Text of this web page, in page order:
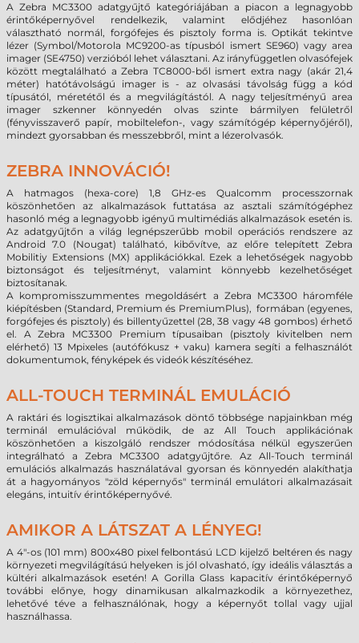
A Zebra MC3300 adatgyűjtő kategóriájában a piacon a legnagyobb
érintőképernyővel rendelkezik, valamint elődjéhez hasonlóan
választható normál, forgófejes és pisztoly forma is. Optikát tekintve
lézer (Symbol/Motorola MC9200-as típusból ismert SE960) vagy area
imager (SE4750) verzióból lehet választani. Az irányfüggetlen olvasófejek
között megtalálható a Zebra TC8000-ből ismert extra nagy (akár 21,4
méter) hatótávolságú imager is - az olvasási távolság függ a kód
típusától, méretétől és a megvilágítástól. A nagy teljesítményű area
imager szkenner könnyedén olvas szinte bármilyen felületről
(fényvisszaverő papír, mobiltelefon-, vagy számítógép képernyőjéről),
mindezt gyorsabban és messzebbről, mint a lézerolvasók.
ZEBRA INNOVÁCIÓ!
A hatmagos (hexa-core) 1,8 GHz-es Qualcomm processzornak
köszönhetően az alkalmazások futtatása az asztali számítógéphez
hasonló még a legnagyobb igényű multimédiás alkalmazások esetén is.
Az adatgyűjtőn a világ legnépszerűbb mobil operációs rendszere az
Android 7.0 (Nougat) található, kibővítve, az előre telepített Zebra
Mobilitiy Extensions (MX) applikációkkal. Ezek a lehetőségek nagyobb
biztonságot és teljesítményt, valamint könnyebb kezelhetőséget
biztosítanak.
A kompromisszummentes megoldásért a Zebra MC3300 háromféle
kiépítésben (Standard, Premium és PremiumPlus), formában (egyenes,
forgófejes és pisztoly) és billentyűzettel (28, 38 vagy 48 gombos) érhető
el. A Zebra MC3300 Premium típusaiban (pisztoly kivitelben nem
elérhető) 13 Mpixeles (autófókusz + vaku) kamera segíti a felhasználót
dokumentumok, fényképek és videók készítéséhez.
ALL-TOUCH TERMINÁL EMULÁCIÓ
A raktári és logisztikai alkalmazások döntő többsége napjainkban még
terminál emulációval működik, de az All Touch applikációnak
köszönhetően a kiszolgáló rendszer módosítása nélkül egyszerűen
integrálható a Zebra MC3300 adatgyűjtőre. Az All-Touch terminál
emulációs alkalmazás használatával gyorsan és könnyedén alakíthatja
át a hagyományos "zöld képernyős" terminál emulátori alkalmazásait
elegáns, intuitív érintőképernyővé.
AMIKOR A LÁTSZAT A LÉNYEG!
A 4"-os (101 mm) 800x480 pixel felbontású LCD kijelző beltéren és nagy
környezeti megvilágítású helyeken is jól olvasható, így ideális választás a
kültéri alkalmazások esetén! A Gorilla Glass kapacitív érintőképernyő
további előnye, hogy dinamikusan alkalmazkodik a környezethez,
lehetővé téve a felhasználónak, hogy a képernyőt tollal vagy ujjal
használhassa.